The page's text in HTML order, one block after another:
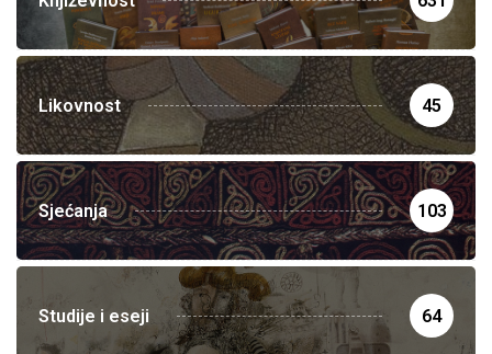
Likovnost 45
Sjećanja 103
Studije i eseji 64